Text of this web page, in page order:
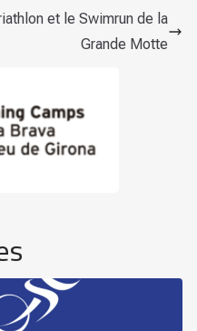
et le Swimrun de la
Grande Motte